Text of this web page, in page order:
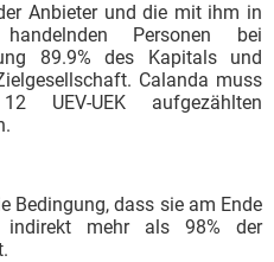
Anbieter und die mit ihm in
Personen bei
89.9% des Kapitals und
Calanda muss
UEK aufgezählten
Bedingung, dass sie am Ende
mehr als 98% der